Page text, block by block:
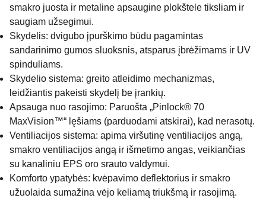
smakro juosta ir metaline apsaugine plokštele tiksliam ir
saugiam užsegimui.
Skydelis: dvigubo įpurškimo būdu pagamintas
sandarinimo gumos sluoksnis, atsparus įbrėžimams ir UV
spinduliams.
Skydelio sistema: greito atleidimo mechanizmas,
leidžiantis pakeisti skydelį be įrankių.
Apsauga nuo rasojimo: Paruošta „Pinlock® 70
MaxVision™“ lęšiams (parduodami atskirai), kad nerasotų.
Ventiliacijos sistema: apima viršutinę ventiliacijos angą,
smakro ventiliacijos angą ir išmetimo angas, veikiančias
su kanaliniu EPS oro srauto valdymui.
Komforto ypatybės: kvėpavimo deflektorius ir smakro
užuolaida sumažina vėjo keliamą triukšmą ir rasojimą.